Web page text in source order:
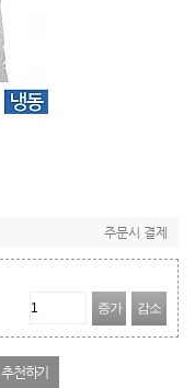
주문시 결제
증가
감소
추천하기